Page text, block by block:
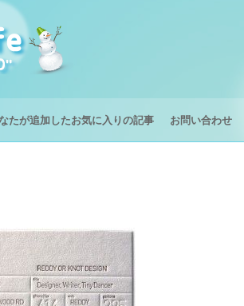
たが追加したお気に入りの記事 お問い合わせ